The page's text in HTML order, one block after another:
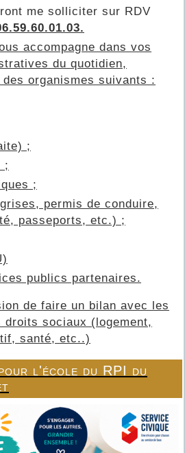
me solliciter sur RDV
accompagne dans vos
du quotidien,
des organismes suivants :
;
;
;
permis de conduire,
passeports, etc.) ;
publics partenaires.
de faire un bilan avec les
sociaux (logement,
santé, etc..)
l'école du RPI du